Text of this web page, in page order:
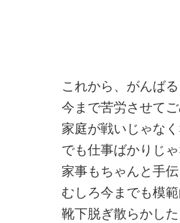
これから、がんばる
今まで苦労させてご
家庭が戦いじゃなく
でも仕事ばかりじゃ
家事もちゃんと手伝
むしろ今までも模範
靴下脱ぎ散らかした